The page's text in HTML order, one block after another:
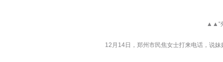
▲▲“外
12月14日，郑州市民焦女士打来电话，说妹